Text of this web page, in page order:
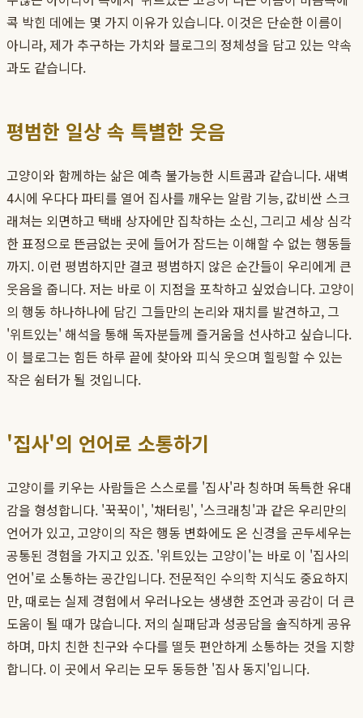
콕 박힌 데에는 몇 가지 이유가 있습니다. 이것은 단순한 이름이
아니라, 제가 추구하는 가치와 블로그의 정체성을 담고 있는 약속
과도 같습니다.
평범한 일상 속 특별한 웃음
고양이와 함께하는 삶은 예측 불가능한 시트콤과 같습니다. 새벽
4시에 우다다 파티를 열어 집사를 깨우는 알람 기능, 값비싼 스크
래쳐는 외면하고 택배 상자에만 집착하는 소신, 그리고 세상 심각
한 표정으로 뜬금없는 곳에 들어가 잠드는 이해할 수 없는 행동들
까지. 이런 평범하지만 결코 평범하지 않은 순간들이 우리에게 큰
웃음을 줍니다. 저는 바로 이 지점을 포착하고 싶었습니다. 고양이
의 행동 하나하나에 담긴 그들만의 논리와 재치를 발견하고, 그
'위트있는' 해석을 통해 독자분들께 즐거움을 선사하고 싶습니다.
이 블로그는 힘든 하루 끝에 찾아와 피식 웃으며 힐링할 수 있는
작은 쉼터가 될 것입니다.
'집사'의 언어로 소통하기
고양이를 키우는 사람들은 스스로를 '집사'라 칭하며 독특한 유대
감을 형성합니다. '꾹꾹이', '채터링', '스크래칭'과 같은 우리만의
언어가 있고, 고양이의 작은 행동 변화에도 온 신경을 곤두세우는
공통된 경험을 가지고 있죠. '위트있는 고양이'는 바로 이 '집사의
언어'로 소통하는 공간입니다. 전문적인 수의학 지식도 중요하지
만, 때로는 실제 경험에서 우러나오는 생생한 조언과 공감이 더 큰
도움이 될 때가 많습니다. 저의 실패담과 성공담을 솔직하게 공유
하며, 마치 친한 친구와 수다를 떨듯 편안하게 소통하는 것을 지향
합니다. 이 곳에서 우리는 모두 동등한 '집사 동지'입니다.